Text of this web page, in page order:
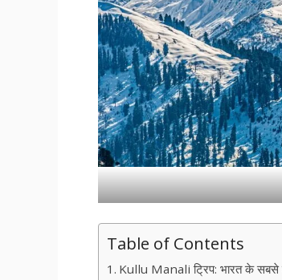
Table of Contents
Kullu Manali ट्रिप: भारत के सबसे